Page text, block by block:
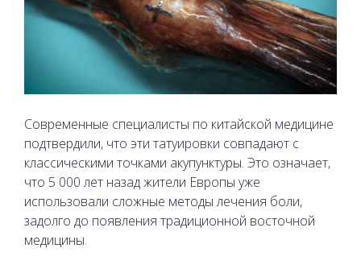
Современные специалисты по китайской медицине
подтвердили, что эти татуировки совпадают с
классическими точками акупунктуры. Это означает,
что 5 000 лет назад жители Европы уже
использовали сложные методы лечения боли,
задолго до появления традиционной восточной
медицины.